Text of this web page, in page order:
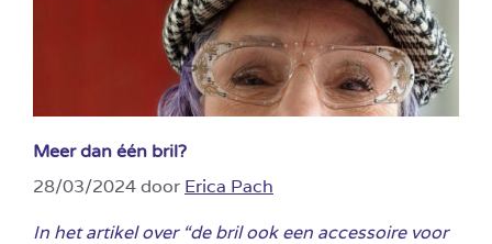
Meer dan één bril?
28/03/2024door Erica Pach
In het artikel over “de bril ook een accessoire voor